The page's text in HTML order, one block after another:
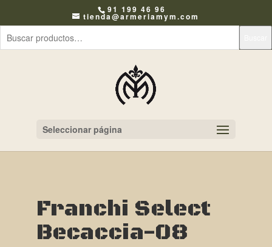
91 199 46 96
tienda@armeriamym.com
Seleccionar página
Franchi Select
Becaccia-08